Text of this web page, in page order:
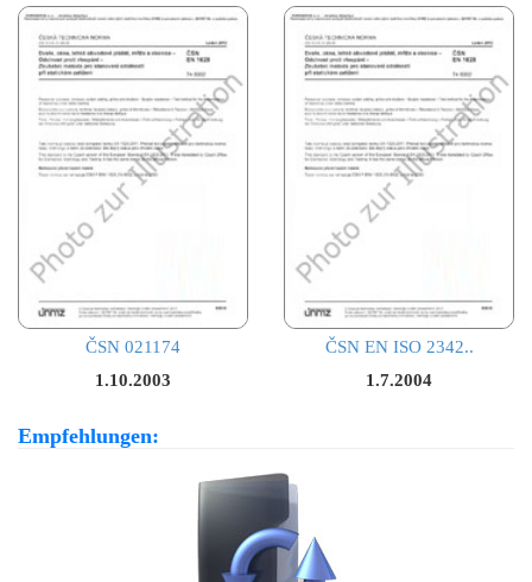
ČSN 021174
1.10.2003
ČSN EN ISO 2342..
1.7.2004
Empfehlungen: